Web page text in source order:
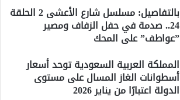
بالتفاصيل: مسلسل شارع الأعشى 2 الحلقة
24.. صدمة في حفل الزفاف ومصير
”عواطف” على المحك
المملكة العربية السعودية توحد أسعار
أسطوانات الغاز المسال على مستوى
الدولة اعتبارًا من يناير 2026